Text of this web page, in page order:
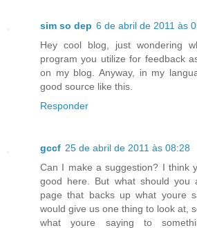
sim so dep 6 de abril de 2011 às
Hey cool blog, just wondering
program you utilize for feedback
on my blog. Anyway, in my
good source like this.
Responder
gccf 25 de abril de 2011 às 08:28
Can I make a suggestion? I think
good here. But what should
page that backs up what youre
would give us one thing to look at,
what youre saying to